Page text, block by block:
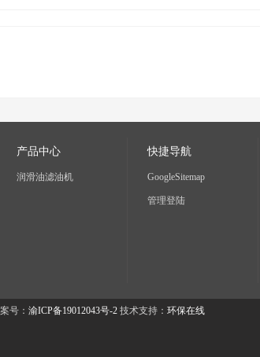
产品中心
润滑油滤油机
快捷导航
GoogleSitemap
管理登陆
号： 渝ICP备19012043号-2技术支持： 环保在线